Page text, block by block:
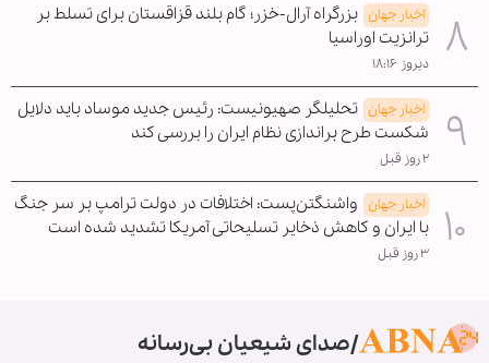
اخبار جهان بزرگراه آرال-خزر؛ گام بلند قزاقستان برای تسلط بر
ترانزیت اوراسیا
دیروز ۱۸:۱۶
اخبار جهان تحلیلگر صهیونیست: رئیس جدید موساد باید دلایل
شکست طرح براندازی نظام ایران را بررسی کند
۲ روز قبل
اخبار جهان واشنگتن‌پست: اختلافات در دولت ترامپ بر سر جنگ
با ایران و کاهش ذخایر تسلیحاتی آمریکا تشدید شده است
۳ روز قبل
صدای شیعیان بی‌رسانه